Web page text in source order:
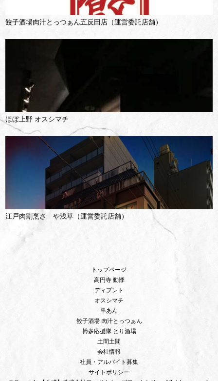
餃子酒場肉汁とっつぁん五反田店（運営委託店舗）
ほぼ上野 オスシマチ
江戸肉割烹さゝや浅草（運営委託店舗）
トップページ
高円寺 動悸
ディプント
オスシマチ
串あん
餃子酒場 肉汁とっつぁん
博多応援隊 とり酒場
土間土間
会社情報
社員・アルバイト募集
サイトポリシー